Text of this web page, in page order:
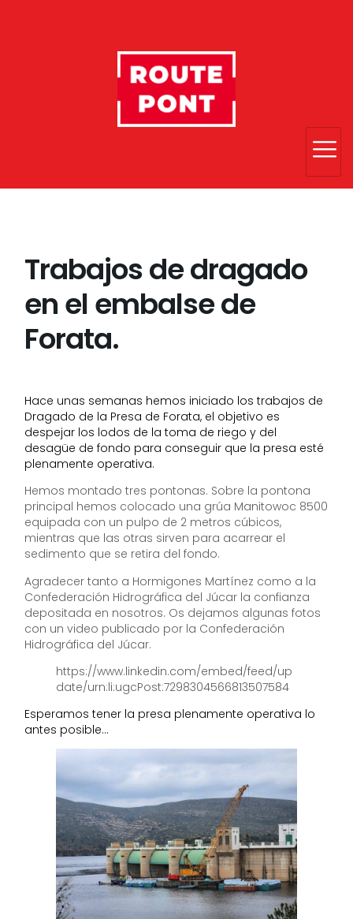
Trabajos de dragado
en el embalse de
Forata.
Hace unas semanas hemos iniciado los trabajos de
Dragado de la Presa de Forata, el objetivo es
despejar los lodos de la toma de riego y del
desagüe de fondo para conseguir que la presa esté
plenamente operativa.
Hemos montado tres pontonas. Sobre la pontona
principal hemos colocado una grúa Manitowoc 8500
equipada con un pulpo de 2 metros cúbicos,
mientras que las otras sirven para acarrear el
sedimento que se retira del fondo.
Agradecer tanto a Hormigones Martínez como a la
Confederación Hidrográfica del Júcar la confianza
depositada en nosotros. Os dejamos algunas fotos
con un video publicado por la Confederación
Hidrográfica del Júcar.
https://www.linkedin.com/embed/feed/up
date/urn:li:ugcPost:7298304566813507584
Esperamos tener la presa plenamente operativa lo
antes posible…